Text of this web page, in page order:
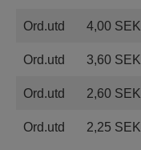
Ord.utd 4,00 SEK
Ord.utd 3,60 SEK
Ord.utd 2,60 SEK
Ord.utd 2,25 SEK